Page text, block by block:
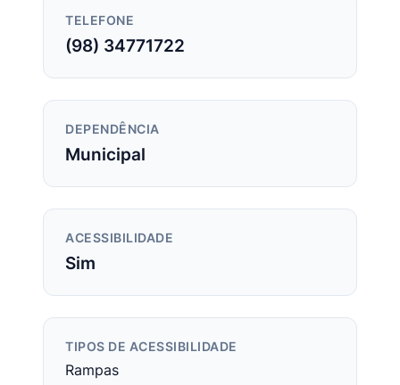
TELEFONE
(98) 34771722
DEPENDÊNCIA
Municipal
ACESSIBILIDADE
Sim
TIPOS DE ACESSIBILIDADE
Rampas